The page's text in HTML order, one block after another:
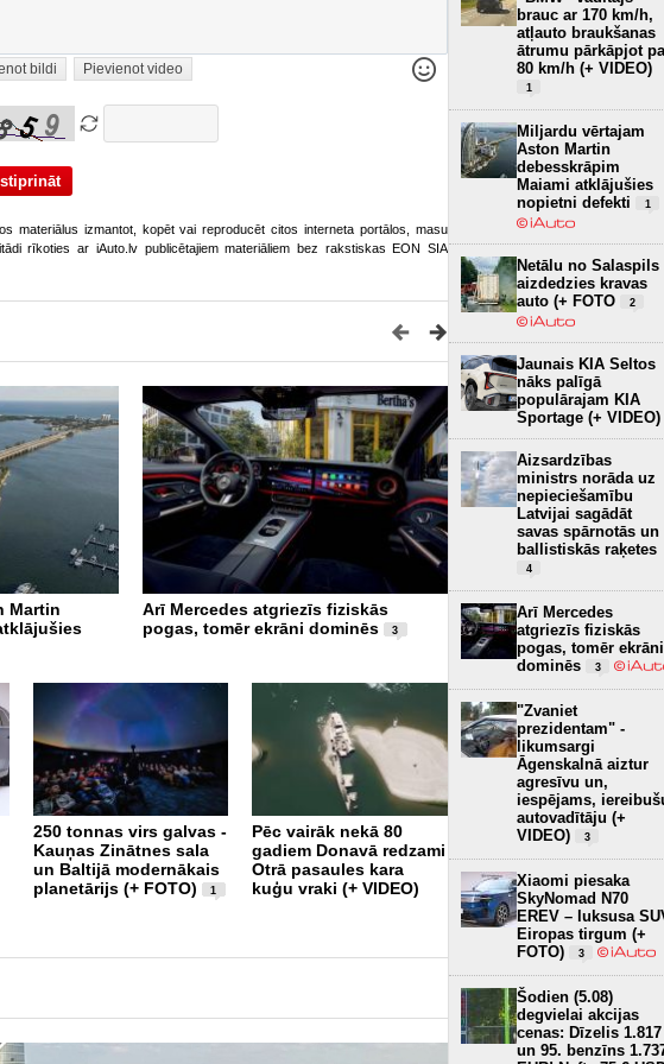
bildi Pievienot video
materiālus izmantot, kopēt vai reproducēt citos interneta portālos, masu
rīkoties ar iAuto.lv publicētajiem materiāliem bez rakstiskas EON SIA
Martin
Arī Mercedes atgriezīs fiziskās
pogas, tomēr ekrāni dominēs
3
250 tonnas virs galvas -
Kauņas Zinātnes sala
un Baltijā modernākais
planetārijs (+ FOTO)
1
Pēc vairāk nekā 80
gadiem Donavā redzami
Otrā pasaules kara
kuģu vraki (+ VIDEO)
Pirmajam super sporta
60 gadi – Lamborghini
versiju 99 vienībās (+
97 procenti – jūlijā arī
Dānijā privātais sektors
pircis gandrīz tikai
elektroautomobiļus
2
brauc ar 170 km/h,
atļauto braukšanas
ātrumu pārkāpjot
80 km/h (+ VIDEO)
1
Miljardu vērtajam
Aston Martin
debesskrāpim
Maiami atklājušies
nopietni defekti
1
Netālu no Salaspils
aizdedzies kravas
auto (+ FOTO
2
Jaunais KIA Seltos
nāks palīgā
populārajam KIA
Sportage (+ VIDEO)
Aizsardzības
ministrs norāda uz
nepieciešamību
Latvijai sagādāt
savas spārnotās un
ballistiskās raķetes
4
Arī Mercedes
atgriezīs fiziskās
pogas, tomēr ekrāni
dominēs
3
"Zvaniet
prezidentam" -
likumsargi
Āgenskalnā aiztur
agresīvu un,
iespējams,
autovadītāju (+
VIDEO)
3
Xiaomi piesaka
SkyNomad N70
EREV – luksusa
Eiropas tirgum (+
FOTO)
3
Šodien (5.08)
degvielai akcijas
cenas: Dīzelis 1.817
un 95. benzīns